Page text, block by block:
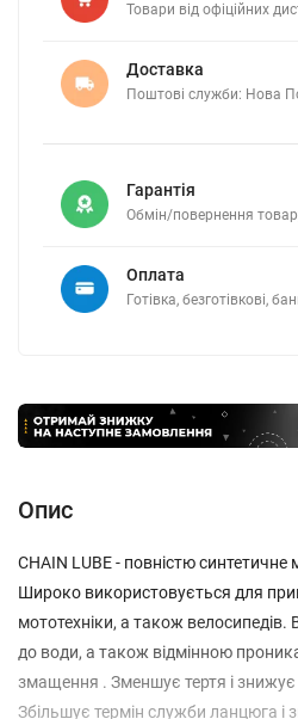
Товари від офіційних
Доставка
Поштові служби: Нова
Гарантія
Обмін/повернення
Оплата
Готівка, безготівкові,
Опис
CHAIN LUBE - повністю
Широко використовується для
мототехніки, а також велосипедів.
до води, а також відмінною
змащення . Зменшує тертя і знижує
Збільшує термін служби ланцюга і